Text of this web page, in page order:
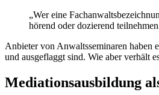
„Wer eine
hörend oder dozierend
Anbieter von Anwaltsseminaren haben
und ausgeflaggt sind. Wie aber verhält
Mediationsausbildung